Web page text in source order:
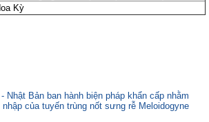
Kỳ
Nhật Bản ban hành biện pháp khẩn cấp nhằm
của tuyến trùng nốt sưng rễ Meloidogyne